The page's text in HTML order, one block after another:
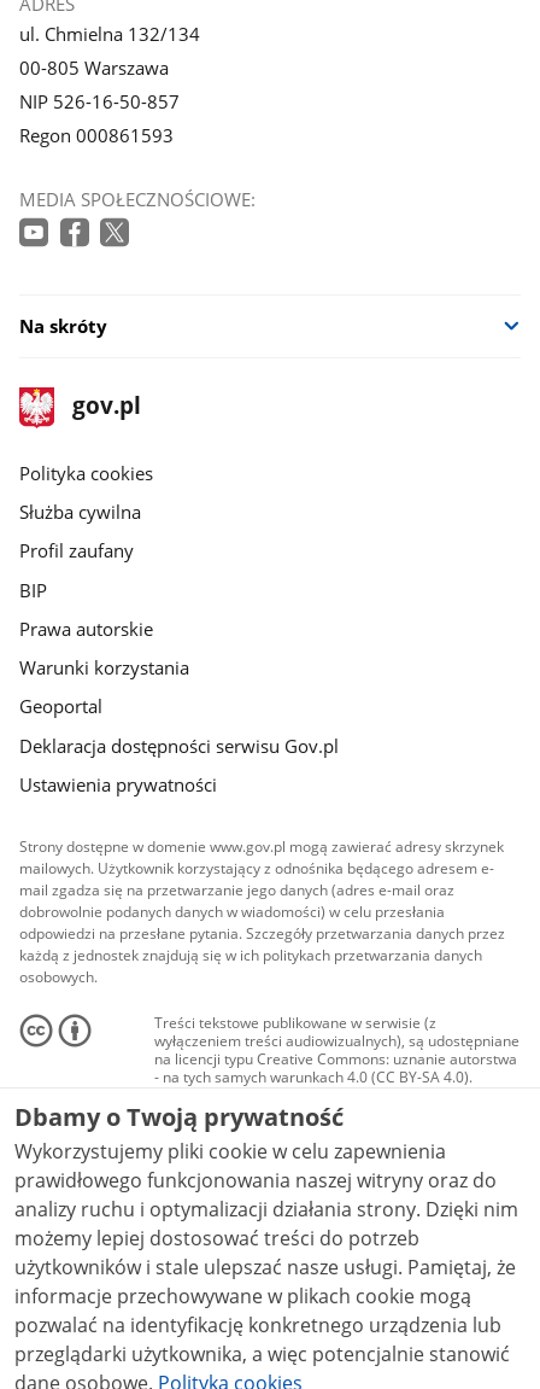
ul. Chmielna 132/134
00-805 Warszawa
NIP 526-16-50-857
Regon 000861593
MEDIA SPOŁECZNOŚCIOWE:
Na skróty
stopka
gov.pl
Strona
gov.pl
gov.pl
Polityka cookies
Służba cywilna
Profil zaufany
BIP
Prawa autorskie
Warunki korzystania
Geoportal
Deklaracja dostępności serwisu Gov.pl
Ustawienia prywatności
Strony dostępne w domenie www.gov.pl mogą zawierać adresy skrzynek
mailowych. Użytkownik korzystający z odnośnika będącego adresem e-
mail zgadza się na przetwarzanie jego danych (adres e-mail oraz
dobrowolnie podanych danych w wiadomości) w celu przesłania
odpowiedzi na przesłane pytania. Szczegóły przetwarzania danych przez
każdą z jednostek znajdują się w ich politykach przetwarzania danych
osobowych.
Treści tekstowe publikowane w serwisie (z
wyłączeniem treści audiowizualnych), są udostępniane
na licencji typu Creative Commons: uznanie autorstwa
- na tych samych warunkach 4.0 (CC BY-SA 4.0).
Materiały audiowizualne, w tym zdjęcia, materiały
audio i wideo, są udostępniane na licencji typu
Creative Commons: uznanie autorstwa użycie
niekomercyjne - bez utworów zależnych 4.0 (CC BY-
NC-ND 4.0), o ile nie jest to stwierdzone inaczej.
Dbamy o Twoją prywatność
Wykorzystujemy pliki cookie w celu zapewnienia
prawidłowego funkcjonowania naszej witryny oraz do
analizy ruchu i optymalizacji działania strony. Dzięki nim
możemy lepiej dostosować treści do potrzeb
użytkowników i stale ulepszać nasze usługi. Pamiętaj, że
informacje przechowywane w plikach cookie mogą
pozwalać na identyfikację konkretnego urządzenia lub
przeglądarki użytkownika, a więc potencjalnie stanowić
dane osobowe. Polityka cookies